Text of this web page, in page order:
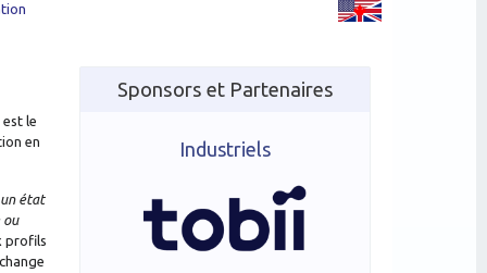
est le
en
un état
ou
profils
Sponsors et Partenaires
Industriels